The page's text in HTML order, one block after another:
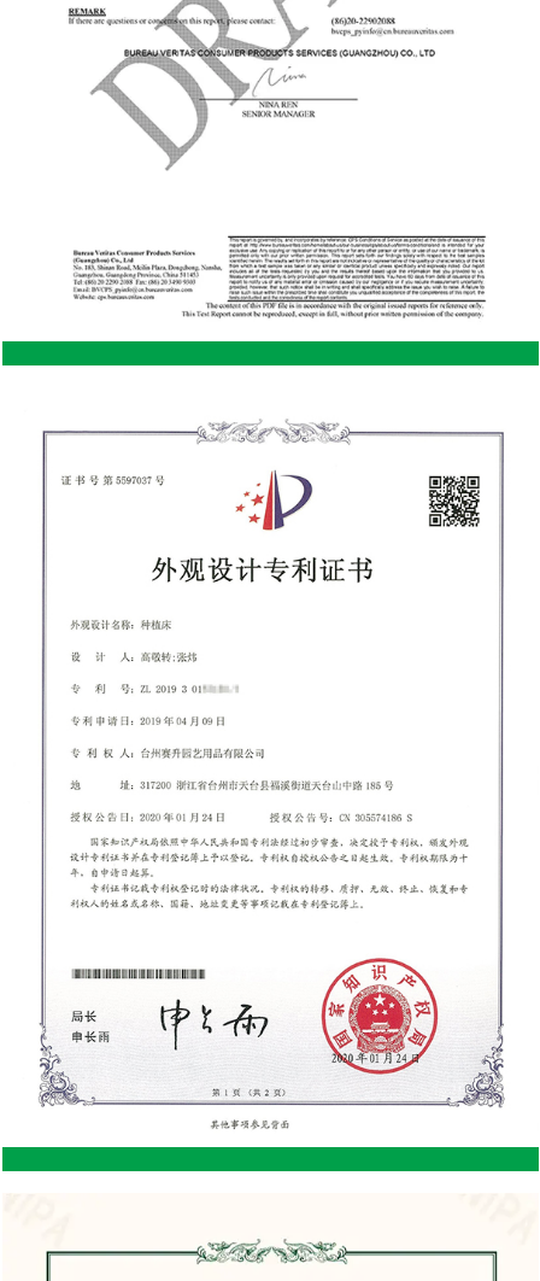
gestalteter Holzschuppen fügt sich wunderbar in die
Garten- oder Hinterhofumgebung ein.
Individualisierung: Holz bietet mehr Flexibilität bei der
Individualisierung. Hausbesitzer können einen
dekorativen Elementen versehen und ihm so eine
persönliche Note verleihen, die mit Stahl
möglicherweise schwieriger zu erreichen ist.
Natürliche Isolierung: Holz bietet von Natur aus eine
im Sommer kühler und im Winter wärmer. Dies kann
bei der Lagerung temperaturempfindlicherer
Gegenstände von Vorteil sein. Umweltfreundlich:
Holz ist ein nachwachsender Rohstoff und ein
Holzschuppen kann umweltfreundlicher sein als
Stahl, dessen Herstellung mehr Energie erfordert.
es für umweltbewusste Menschen eine
umweltfreundlichere Wahl sein. Nachteile eines
Cottage-Schuppens aus Stahl Wärmespeicherung:
Während ein Cottage-Schuppen aus Stahl langlebig
ist, kann Stahl Wärme absorbieren und speichern,
wodurch das Innere des Schuppens in den
Sommermonaten unangenehm heiß wird. Dies
kann bei der Lagerung bestimmter Gegenstände,
die empfindlich auf Temperaturschwankungen
reagieren, problematisch sein. Begrenzte
ästhetische Flexibilität: Stahlschuppen haben oft ein
nicht jedermanns Geschmack trifft. Obwohl sie